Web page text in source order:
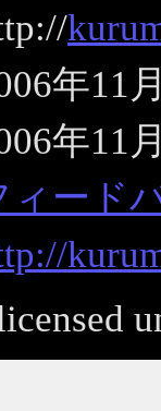
年11
年11
ィード